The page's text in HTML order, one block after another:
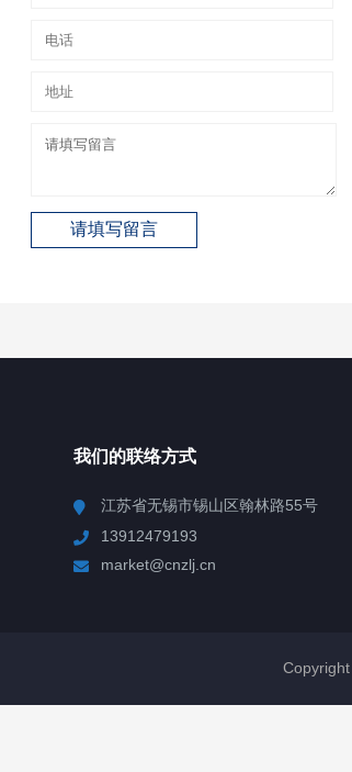
我们的联络方式
江苏省无锡市锡山区翰林路55号
13912479193
market@cnzlj.cn